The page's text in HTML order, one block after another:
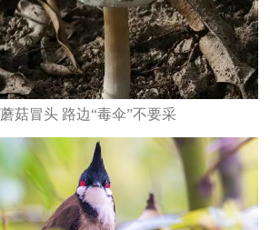
菇冒头 路边“毒伞”不要采